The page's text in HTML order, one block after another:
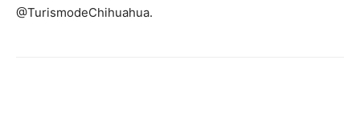
@TurismodeChihuahua.